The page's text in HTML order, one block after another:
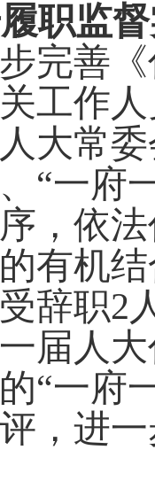
职监
完善
工作
大常
“一府
，依
有机
辞职2
届人
“一府
，进